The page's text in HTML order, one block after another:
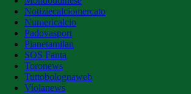
Notiziecalciomercato
Numericalcio
Padovasport
Pianetamilan
SOS Fanta
Toronews
Tuttobolognaweb
Violanews